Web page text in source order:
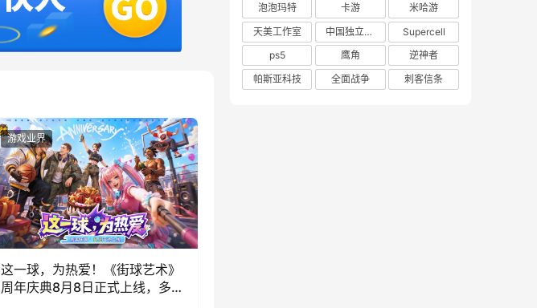
游戏业界
这一球，为热爱！《街球艺术》
周年庆典8月8日正式上线，多重
泡泡玛特
卡游
米哈游
天美工作室
中国独立游戏联盟
Supercell
ps5
鹰角
逆神者
帕斯亚科技
全面战争 刺客信条